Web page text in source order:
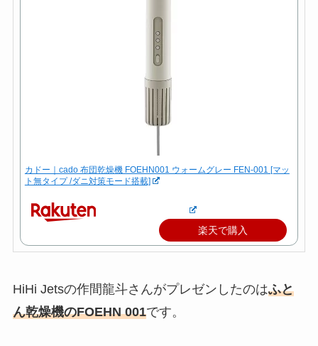
カドー｜cado 布団乾燥機 FOEHN001 ウォームグレー FEN-001 [マッ
ト無タイプ /ダニ対策モード搭載]
楽天で購入
HiHi Jetsの作間龍斗さんがプレゼンしたのはふと
ん乾燥機のFOEHN 001です。